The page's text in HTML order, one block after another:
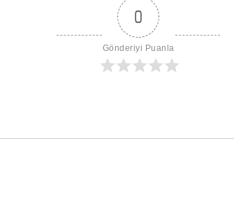
0
Gönderiyi Puanla